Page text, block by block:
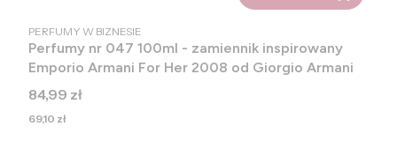
PRODUCENT
PERFUMY W BIZNESIE
Perfumy nr 047 100ml - zamiennik inspirowany
Emporio Armani For Her 2008 od Giorgio Armani
Cena
84,99 zł
Cena
69,10 zł